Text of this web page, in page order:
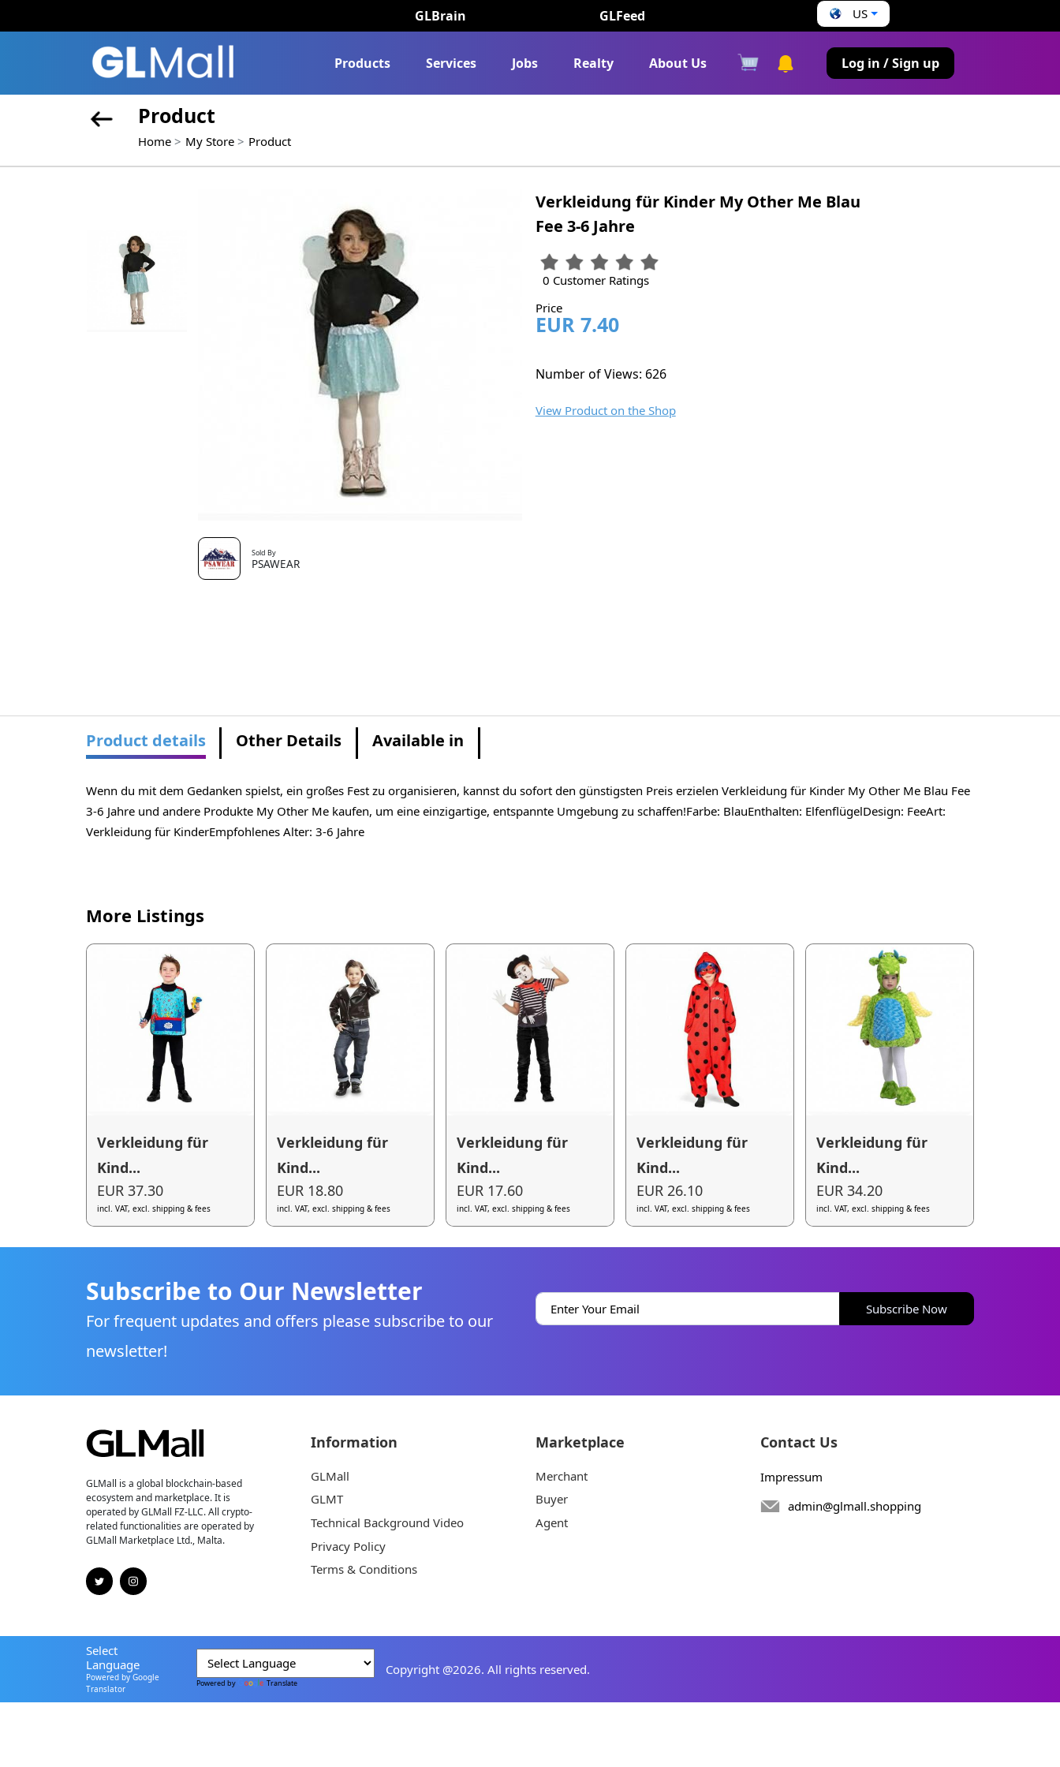
GLBrain GLFeed US
Products Services Jobs Realty About Us Log in / Sign up
Product
Home My Store Product
Sold By
PSAWEAR
Verkleidung für Kinder My Other Me Blau
Fee 3-6 Jahre
0 Customer Ratings
Price
EUR 7.40
Number of Views: 626
View Product on the Shop
Product details Other Details Available in
Wenn du mit dem Gedanken spielst, ein großes Fest zu organisieren, kannst du sofort den günstigsten Preis erzielen Verkleidung für Kinder My Other Me Blau Fee
3-6 Jahre und andere Produkte My Other Me kaufen, um eine einzigartige, entspannte Umgebung zu schaffen!Farbe: BlauEnthalten: ElfenflügelDesign: FeeArt:
Verkleidung für KinderEmpfohlenes Alter: 3-6 Jahre
More Listings
Verkleidung für
Kind...
EUR 37.30
incl. VAT, excl. shipping & fees
Verkleidung für
Kind...
EUR 18.80
incl. VAT, excl. shipping & fees
Verkleidung für
Kind...
EUR 17.60
incl. VAT, excl. shipping & fees
Verkleidung für
Kind...
EUR 26.10
incl. VAT, excl. shipping & fees
Verkleidung für
Kind...
EUR 34.20
incl. VAT, excl. shipping & fees
Subscribe to Our Newsletter
For frequent updates and offers please subscribe to our
newsletter!
Subscribe Now
GLMall is a global blockchain-based
ecosystem and marketplace. It is
operated by GLMall FZ-LLC. All crypto-
related functionalities are operated by
GLMall Marketplace Ltd., Malta.
Information
GLMall
GLMT
Technical Background Video
Privacy Policy
Terms & Conditions
Marketplace
Merchant
Buyer
Agent
Contact Us
Impressum
admin@glmall.shopping
Select
Language
Powered by Google
Translator
Powered by Translate
Copyright @2026. All rights reserved.